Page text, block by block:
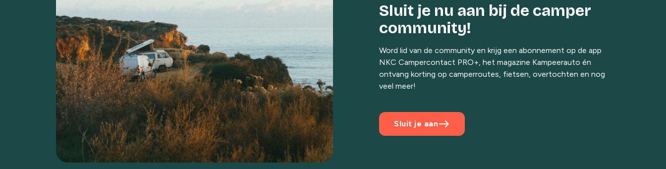
Sluit je nu aan bij de camper
community!
Word lid van de community en krijg een abonnement op de app
NKC Campercontact PRO+, het magazine Kampeerauto én
ontvang korting op camperroutes, fietsen, overtochten en nog
veel meer!
east
Sluit je aan